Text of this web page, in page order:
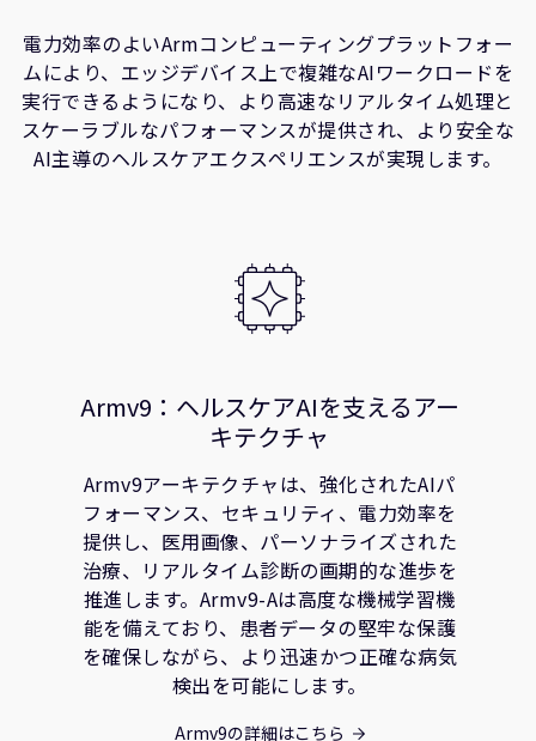
電力効率のよいArmコンピューティングプラットフォー
ムにより、エッジデバイス上で複雑なAIワークロードを
実行できるようになり、より高速なリアルタイム処理と
スケーラブルなパフォーマンスが提供され、より安全な
AI主導のヘルスケアエクスペリエンスが実現します。
Armv9：ヘルスケアAIを支えるアー
キテクチャ
Armv9アーキテクチャは、強化されたAIパ
フォーマンス、セキュリティ、電力効率を
提供し、医用画像、パーソナライズされた
治療、リアルタイム診断の画期的な進歩を
推進します。Armv9-Aは高度な機械学習機
能を備えており、患者データの堅牢な保護
を確保しながら、より迅速かつ正確な病気
検出を可能にします。
Armv9の詳細はこちら